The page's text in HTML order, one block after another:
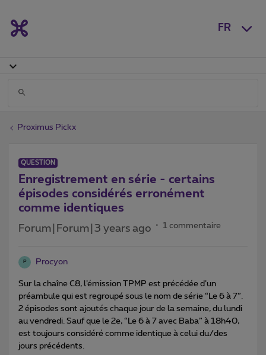
FR
Proximus Pickx
QUESTION
Enregistrement en série - certains
épisodes considérés erronément
comme identiques
Forum|Forum|3 years ago 1 commentaire
P Procyon
Sur la chaîne C8, l’émission TPMP est précédée d’un
préambule qui est regroupé sous le nom de série “Le 6 à 7”.
2 épisodes sont ajoutés chaque jour de la semaine, du lundi
au vendredi. Sauf que le 2e, “Le 6 à 7 avec Baba” à 18h40,
est toujours considéré comme identique à celui du/des
jours précédents.